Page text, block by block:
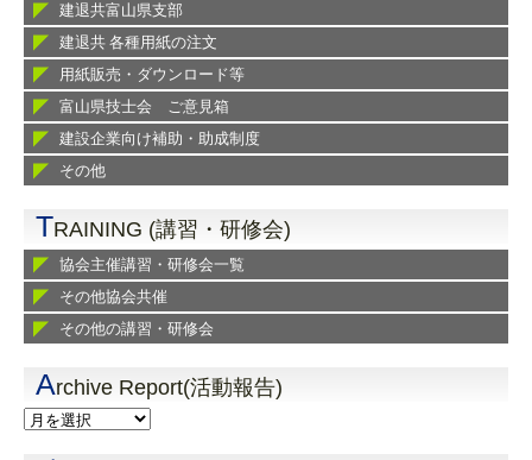
建退共富山県支部
建退共 各種用紙の注文
用紙販売・ダウンロード等
富山県技士会 ご意見箱
建設企業向け補助・助成制度
その他
TRAINING (講習・研修会)
協会主催講習・研修会一覧
その他協会共催
その他の講習・研修会
Archive Report(活動報告)